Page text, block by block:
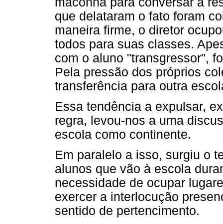
que delataram o fato foram
maneira firme, o diretor
todos para suas classes.
com o aluno "transgressor",
Pela pressão dos próprios
transferência para outra
Essa tendência a expulsar,
regra, levou-nos a uma
escola como continente.
Em paralelo a isso, surgiu o
alunos que vão à escola
necessidade de ocupar
exercer a interlocução
sentido de pertencimento.